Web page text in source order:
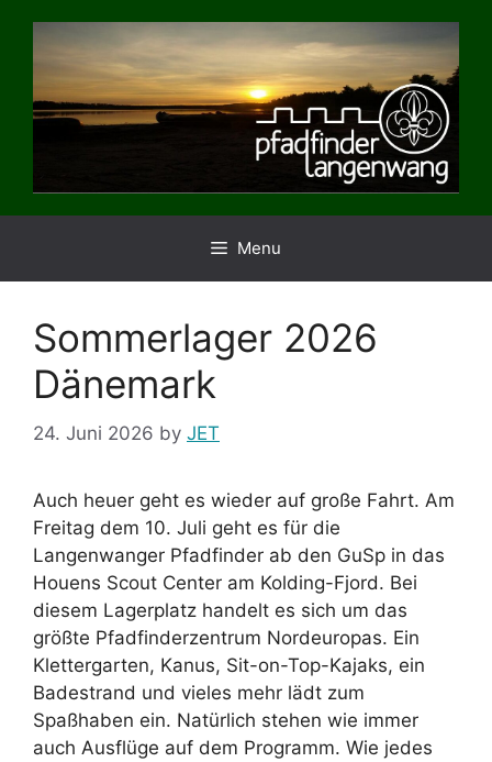
Menu
Sommerlager 2026
Dänemark
24. Juni 2026 by JET
Auch heuer geht es wieder auf große Fahrt. Am
Freitag dem 10. Juli geht es für die
Langenwanger Pfadfinder ab den GuSp in das
Houens Scout Center am Kolding-Fjord. Bei
diesem Lagerplatz handelt es sich um das
größte Pfadfinderzentrum Nordeuropas. Ein
Klettergarten, Kanus, Sit-on-Top-Kajaks, ein
Badestrand und vieles mehr lädt zum
Spaßhaben ein. Natürlich stehen wie immer
auch Ausflüge auf dem Programm. Wie jedes